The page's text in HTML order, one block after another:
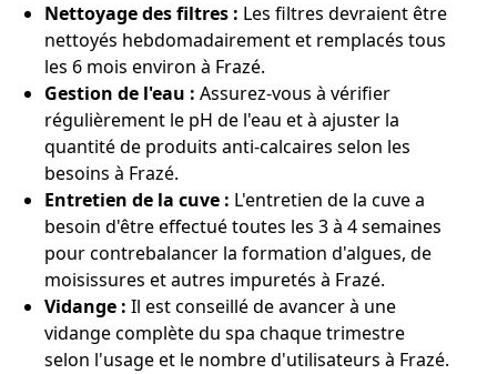
Nettoyage des filtres : Les filtres devraient être
nettoyés hebdomadairement et remplacés tous
les 6 mois environ à Frazé.
Gestion de l'eau : Assurez-vous à vérifier
régulièrement le pH de l'eau et à ajuster la
quantité de produits anti-calcaires selon les
besoins à Frazé.
Entretien de la cuve : L'entretien de la cuve a
besoin d'être effectué toutes les 3 à 4 semaines
pour contrebalancer la formation d'algues, de
moisissures et autres impuretés à Frazé.
Vidange : Il est conseillé de avancer à une
vidange complète du spa chaque trimestre
selon l'usage et le nombre d'utilisateurs à Frazé.